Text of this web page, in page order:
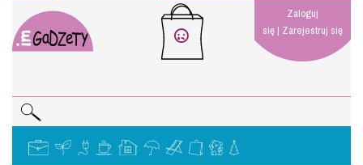
Zaloguj
się| Zarejestruj się